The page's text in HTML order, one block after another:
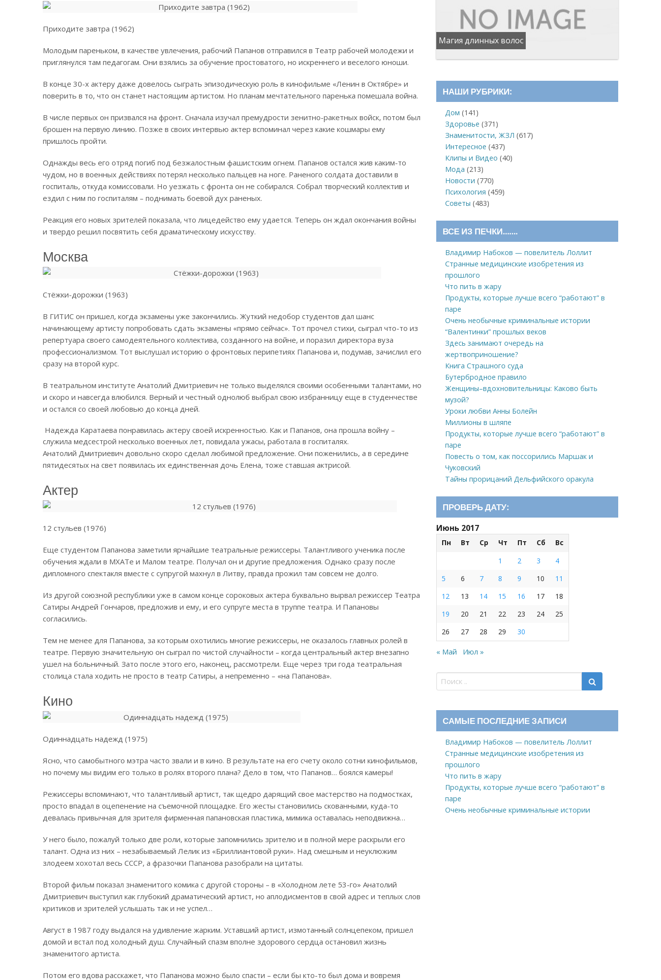
Приходите завтра (1962)
Молодым пареньком, в качестве увлечения, рабочий Папанов отправился в Театр рабочей молодежи и
приглянулся там педагогам. Они взялись за обучение простоватого, но искреннего и веселого юноши.
В конце 30-х актеру даже довелось сыграть эпизодическую роль в кинофильме «Ленин в Октябре» и
поверить в то, что он станет настоящим артистом. Но планам мечтательного паренька помешала война.
В числе первых он призвался на фронт. Сначала изучал премудрости зенитно-ракетных войск, потом был
брошен на первую линию. Позже в своих интервью актер вспоминал через какие кошмары ему
пришлось пройти.
Однажды весь его отряд погиб под безжалостным фашистским огнем. Папанов остался жив каким-то
чудом, но в военных действиях потерял несколько пальцев на ноге. Раненого солдата доставили в
госпиталь, откуда комиссовали. Но уезжать с фронта он не собирался. Собрал творческий коллектив и
ездил с ним по госпиталям – поднимать боевой дух раненых.
Реакция его новых зрителей показала, что лицедейство ему удается. Теперь он ждал окончания войны
и твердо решил посвятить себя драматическому искусству.
Москва
Стёжки-дорожки (1963)
В ГИТИС он пришел, когда экзамены уже закончились. Жуткий недобор студентов дал шанс
начинающему артисту попробовать сдать экзамены «прямо сейчас». Тот прочел стихи, сыграл что-то из
репертуара своего самодеятельного коллектива, созданного на войне, и поразил директора вуза
профессионализмом. Тот выслушал историю о фронтовых перипетиях Папанова и, подумав, зачислил его
сразу на второй курс.
В театральном институте Анатолий Дмитриевич не только выделялся своими особенными талантами, но
и скоро и навсегда влюбился. Верный и честный однолюб выбрал свою избранницу еще в студенчестве
и остался со своей любовью до конца дней.
Надежда Каратаева понравилась актеру своей искренностью. Как и Папанов, она прошла войну –
служила медсестрой несколько военных лет, повидала ужасы, работала в госпиталях.
Анатолий Дмитриевич довольно скоро сделал любимой предложение. Они поженились, а в середине
пятидесятых на свет появилась их единственная дочь Елена, тоже ставшая актрисой.
Актер
12 стульев (1976)
Еще студентом Папанова заметили ярчайшие театральные режиссеры. Талантливого ученика после
обучения ждали в МХАТе и Малом театре. Получал он и другие предложения. Однако сразу после
дипломного спектакля вместе с супругой махнул в Литву, правда прожил там совсем не долго.
Из другой союзной республики уже в самом конце сороковых актера буквально вырвал режиссер Театра
Сатиры Андрей Гончаров, предложив и ему, и его супруге места в труппе театра. И Папановы
согласились.
Тем не менее для Папанова, за которым охотились многие режиссеры, не оказалось главных ролей в
театре. Первую значительную он сыграл по чистой случайности – когда центральный актер внезапно
ушел на больничный. Зато после этого его, наконец, рассмотрели. Еще через три года театральная
столица стала ходить не просто в театр Сатиры, а непременно – «на Папанова».
Кино
Одиннадцать надежд (1975)
Ясно, что самобытного мэтра часто звали и в кино. В результате на его счету около сотни кинофильмов,
но почему мы видим его только в ролях второго плана? Дело в том, что Папанов… боялся камеры!
Режиссеры вспоминают, что талантливый артист, так щедро дарящий свое мастерство на подмостках,
просто впадал в оцепенение на съемочной площадке. Его жесты становились скованными, куда-то
девалась привычная для зрителя фирменная папановская пластика, мимика оставалась неподвижна…
У него было, пожалуй только две роли, которые запомнились зрителю и в полной мере раскрыли его
талант. Одна из них – незабываемый Лелик из «Бриллиантовой руки». Над смешным и неуклюжим
злодеем хохотал весь СССР, а фразочки Папанова разобрали на цитаты.
Второй фильм показал знаменитого комика с другой стороны – в «Холодном лете 53-го» Анатолий
Дмитриевич выступил как глубокий драматический артист, но аплодисментов в свой адрес и теплых слов
критиков и зрителей услышать так и не успел…
Август в 1987 году выдался на удивление жарким. Уставший артист, измотанный солнцепеком, пришел
домой и встал под холодный душ. Случайный спазм вполне здорового сердца остановил жизнь
знаменитого артиста.
Потом его вдова расскажет, что Папанова можно было спасти – если бы кто-то был дома и вовремя
Магия длинных волос
НАШИ РУБРИКИ:
Дом (141)
Здоровье (371)
Знаменитости, ЖЗЛ (617)
Интересное (437)
Клипы и Видео (40)
Мода (213)
Новости (770)
Психология (459)
Советы (483)
ВСЕ ИЗ ПЕЧКИ…….
Владимир Набоков — повелитель Лоллит
Странные медицинские изобретения из
прошлого
Что пить в жару
Продукты, которые лучше всего “работают” в
паре
Очень необычные криминальные истории
“Валентинки” прошлых веков
Здесь занимают очередь на
жертвоприношение?
Книга Страшного суда
Бутербродное правило
Женщины–вдохновительницы: Каково быть
музой?
Уроки любви Анны Болейн
Миллионы в шляпе
Продукты, которые лучше всего “работают” в
паре
Повесть о том, как поссорились Маршак и
Чуковский
Тайны прорицаний Дельфийского оракула
ПРОВЕРЬ ДАТУ:
Июнь 2017
Пн Вт Ср Чт Пт Сб
Вс
1
2 3
4
5
6 7 8 9 10
11
12
13 14 15 16 17
18
19
20 21 22 23 24
25
26
27 28 29 30
« Май Июл »
САМЫЕ ПОСЛЕДНИЕ ЗАПИСИ
Владимир Набоков — повелитель Лоллит
Странные медицинские изобретения из
прошлого
Что пить в жару
Продукты, которые лучше всего “работают” в
паре
Очень необычные криминальные истории